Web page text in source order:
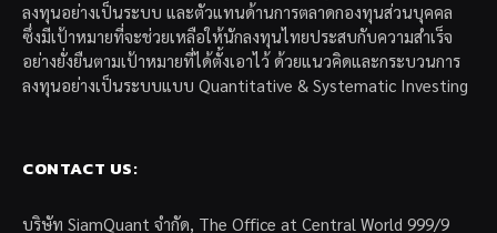
ลงทุนอย่างเป็นระบบ และตัวแทนด้านการตลาดกองทุนส่วนบุคคล
ซึ่งมีเป้าหมายที่จะช่วยเหลือให้นักลงทุนไทยประสบกับความสำเร็จ
อย่างยั่งยืนตามเป้าหมายที่ได้ตั้งเอาไว้ ด้วยแนวคิดและกระบวนการ
ลงทุนอย่างเป็นระบบแบบ Quantitative & Systematic Investing
CONTACT US:
บริษัท SiamQuant จำกัด, The Office at Central World 999/9